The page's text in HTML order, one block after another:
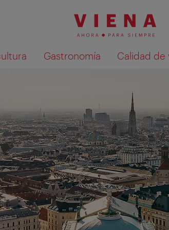
Gastronomía Calidad de